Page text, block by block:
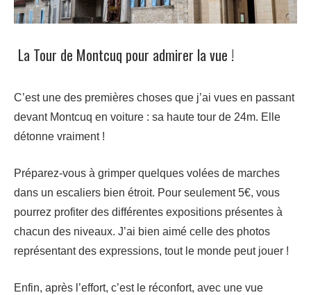
La Tour de Montcuq pour admirer la vue !
C’est une des premières choses que j’ai vues en passant
devant Montcuq en voiture : sa haute tour de 24m. Elle
détonne vraiment !
Préparez-vous à grimper quelques volées de marches
dans un escaliers bien étroit. Pour seulement 5€, vous
pourrez profiter des différentes expositions présentes à
chacun des niveaux. J’ai bien aimé celle des photos
représentant des expressions, tout le monde peut jouer !
Enfin, après l’effort, c’est le réconfort, avec une vue